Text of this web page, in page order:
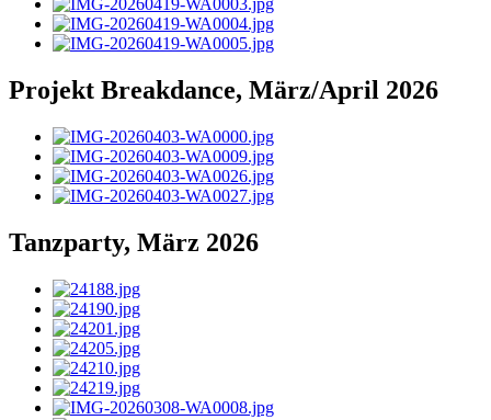
Projekt Breakdance, März/April 2026
Tanzparty, März 2026